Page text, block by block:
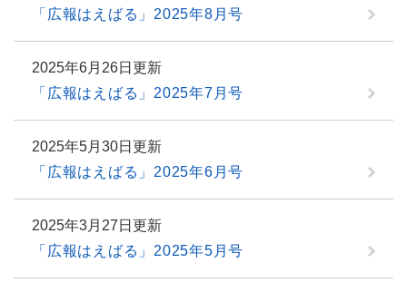
「広報はえばる」2025年8月号
2025年6月26日更新
「広報はえばる」2025年7月号
2025年5月30日更新
「広報はえばる」2025年6月号
2025年3月27日更新
「広報はえばる」2025年5月号